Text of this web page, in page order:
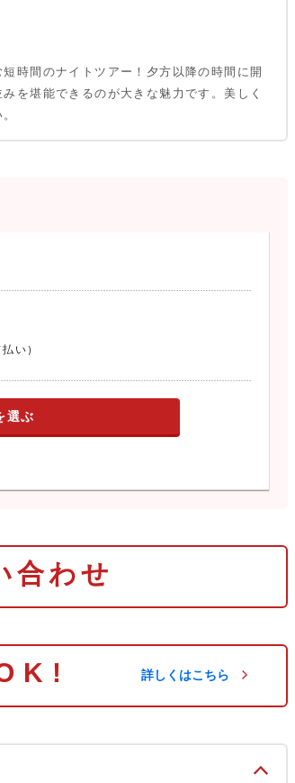
時間のナイトツアー！夕方以降の時間に開
を堪能できるのが大きな魅力です。美しく
い)
選ぶ
合わせ
詳しくはこちら